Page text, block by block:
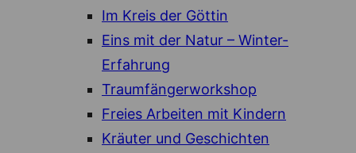
Im Kreis der Göttin
Eins mit der Natur – Winter-
Erfahrung
Traumfängerworkshop
Freies Arbeiten mit Kindern
Kräuter und Geschichten